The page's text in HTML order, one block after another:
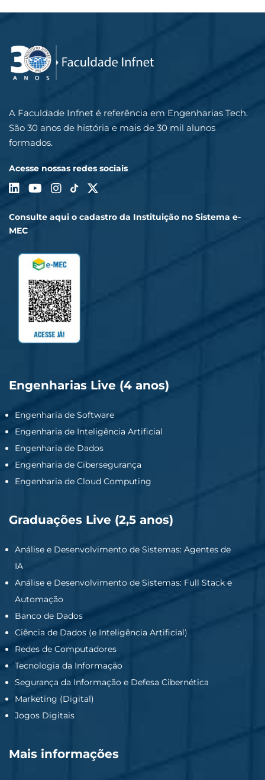
A Faculdade Infnet é referência em Engenharias Tech.
São 30 anos de história e mais de 30 mil alunos
formados.
Acesse nossas redes sociais
Consulte aqui o cadastro da Instituição no Sistema e-
MEC
Engenharias Live (4 anos)
Engenharia de Software
Engenharia de Inteligência Artificial
Engenharia de Dados
Engenharia de Cibersegurança
Engenharia de Cloud Computing
Graduações Live (2,5 anos)
Análise e Desenvolvimento de Sistemas: Agentes de
IA
Análise e Desenvolvimento de Sistemas: Full Stack e
Automação
Banco de Dados
Ciência de Dados (e Inteligência Artificial)
Redes de Computadores
Tecnologia da Informação
Segurança da Informação e Defesa Cibernética
Marketing (Digital)
Jogos Digitais
Mais informações